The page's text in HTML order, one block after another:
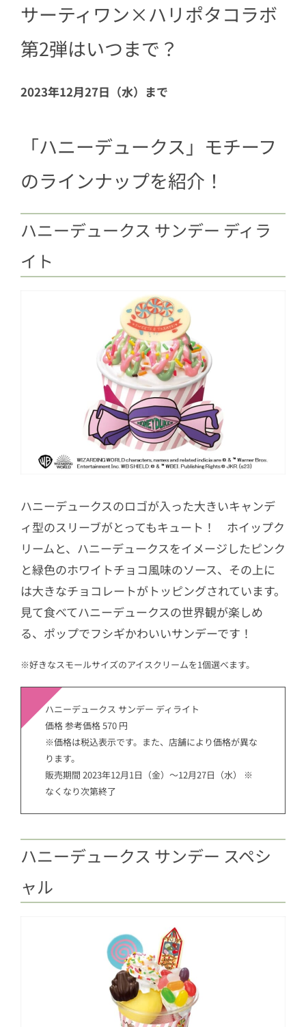
ャル
2.4ハリー・ポッター ダブルカップ
バー
ハリー・ポッター アイスクリーム
ケーキ
サーティワン×ハリポタコラボ
第2弾はいつまで？
2023年12月27日（水）まで
「ハニーデュークス」モチーフ
のラインナップを紹介！
ハニーデュークス サンデー ディラ
イト
ハニーデュークスのロゴが入った大きいキャンデ
ィ型のスリーブがとってもキュート！ ホイップク
リームと、ハニーデュークスをイメージしたピンク
と緑色のホワイトチョコ風味のソース、その上に
は大きなチョコレートがトッピングされています。
見て食べてハニーデュークスの世界観が楽しめ
る、ポップでフシギかわいいサンデーです！
※好きなスモールサイズのアイスクリームを1個選べます。
ハニーデュークス サンデー ディライト
価格 参考価格 570 円
※価格は税込表示です。また、店舗により価格が異な
ります。
販売期間 2023年12月1日（金）～12月27日（水） ※
なくなり次第終了
ハニーデュークス サンデー スペシ
ャル